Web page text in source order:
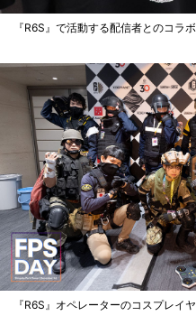
『R6S』で活動する配信者とのコラ
『R6S』オペレーターのコスプレイ